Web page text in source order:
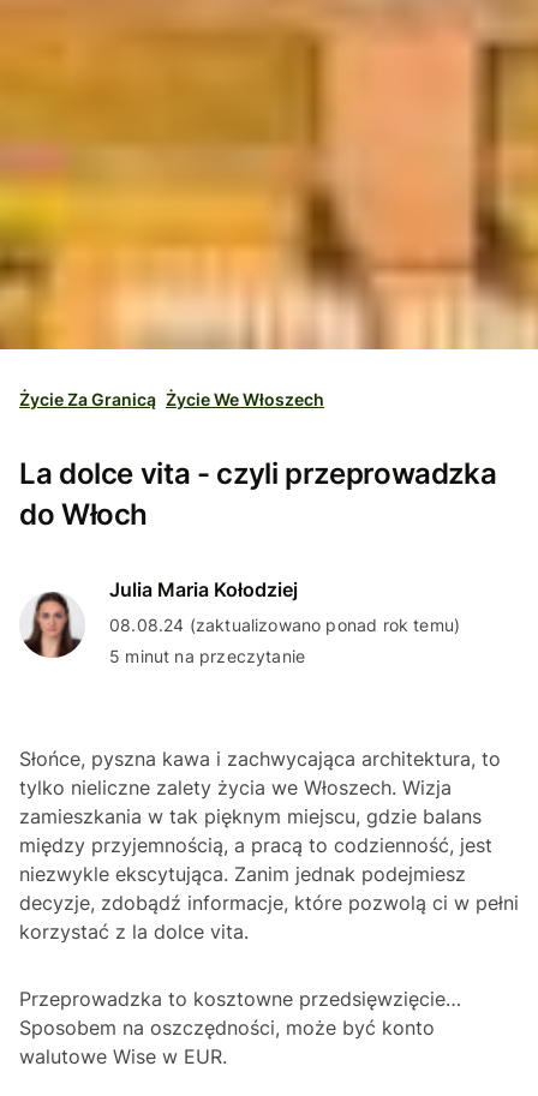
Życie Za Granicą Życie We Włoszech
La dolce vita - czyli przeprowadzka
do Włoch
Julia Maria Kołodziej
08.08.24 (zaktualizowano ponad rok temu)
5 minut na przeczytanie
Słońce, pyszna kawa i zachwycająca architektura, to
tylko nieliczne zalety życia we Włoszech. Wizja
zamieszkania w tak pięknym miejscu, gdzie balans
między przyjemnością, a pracą to codzienność, jest
niezwykle ekscytująca. Zanim jednak podejmiesz
decyzje, zdobądź informacje, które pozwolą ci w pełni
korzystać z la dolce vita.
Przeprowadzka to kosztowne przedsięwzięcie…
Sposobem na oszczędności, może być konto
walutowe Wise w EUR.